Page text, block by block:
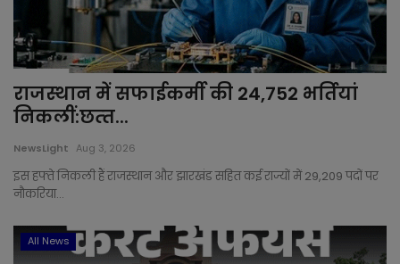
राजस्‍थान में सफाईकर्मी की 24,752 भर्तियां
निकलीं:छत्‍त...
NewsLight Aug 3, 2026
इस हफ्ते निकली हैं राजस्थान और झारखंड सहित कई राज्यों में 29,209 पदों पर
नौकरिया...
All News